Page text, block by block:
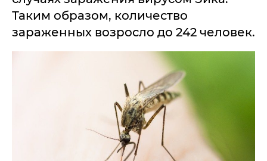
Таким образом, количество
зараженных возросло до 242 человек.